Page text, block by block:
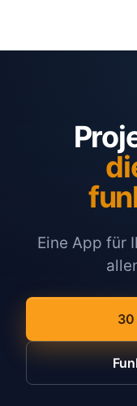
Eine App für
30